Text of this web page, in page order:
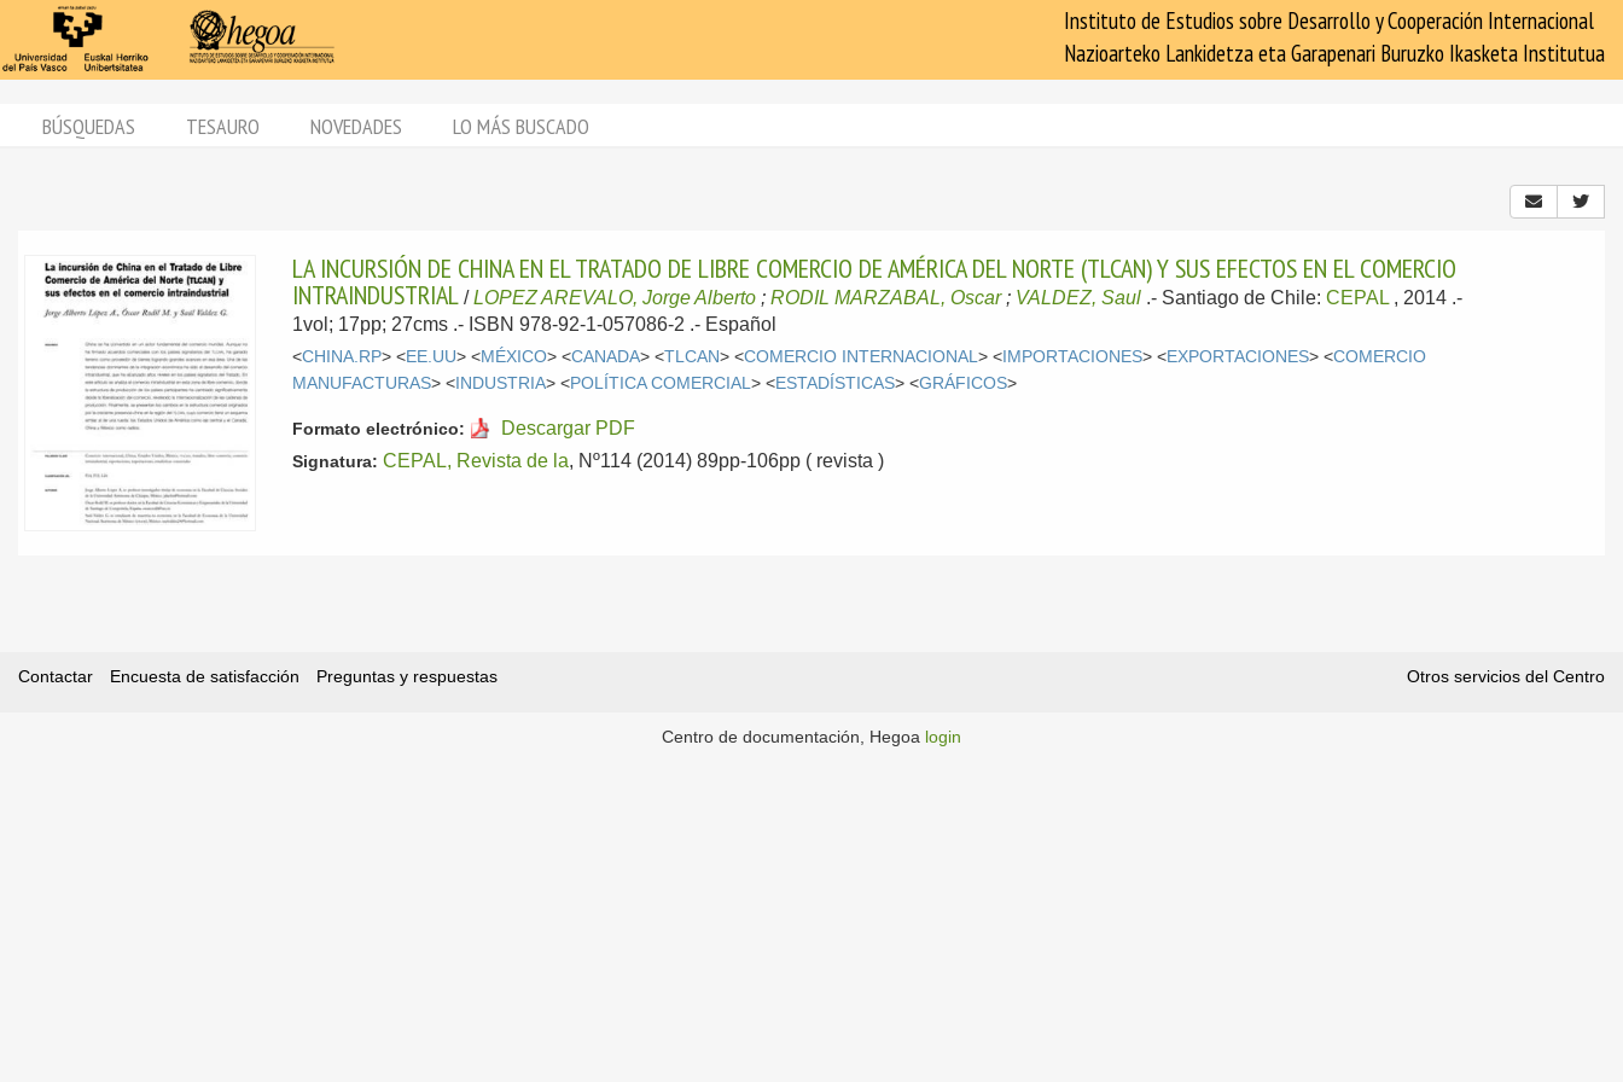
Instituto de Estudios sobre Desarrollo y Cooperación Internacional
Nazioarteko Lankidetza eta Garapenari Buruzko Ikasketa Institutua
BÚSQUEDAS TESAURO NOVEDADES LO MÁS BUSCADO
LA INCURSIÓN DE CHINA EN EL TRATADO DE LIBRE COMERCIO DE AMÉRICA DEL NORTE (TLCAN) Y SUS EFECTOS EN EL COMERCIO
INTRAINDUSTRIAL /LOPEZ AREVALO, Jorge Alberto ;RODIL MARZABAL, Oscar; VALDEZ, Saul .- Santiago de Chile:CEPAL , 2014 .-
1vol; 17pp; 27cms .- ISBN 978-92-1-057086-2 .- Español
<CHINA.RP> <EE.UU> <MÉXICO> <CANADA> <TLCAN> <COMERCIO INTERNACIONAL> <IMPORTACIONES> <EXPORTACIONES> <COMERCIO
MANUFACTURAS> <INDUSTRIA> <POLÍTICA COMERCIAL> <ESTADÍSTICAS> <GRÁFICOS>
Formato electrónico: Descargar PDF
Signatura: CEPAL, Revista de la, Nº114 (2014) 89pp-106pp ( revista )
Contactar Encuesta de satisfacción Preguntas y respuestas Otros servicios del Centro
Centro de documentación, Hegoa login